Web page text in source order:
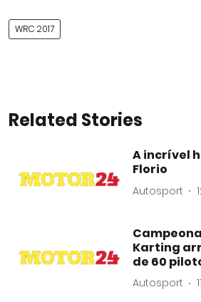
WRC 2017
Related Stories
A incrível
Florio
Autosport
Karting
de 60
Autosport